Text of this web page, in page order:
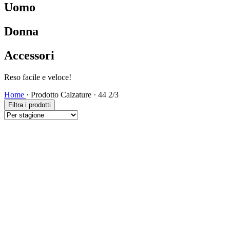
Uomo
Donna
Accessori
Reso facile e veloce!
Home · Prodotto Calzature · 44 2/3
Filtra i prodotti